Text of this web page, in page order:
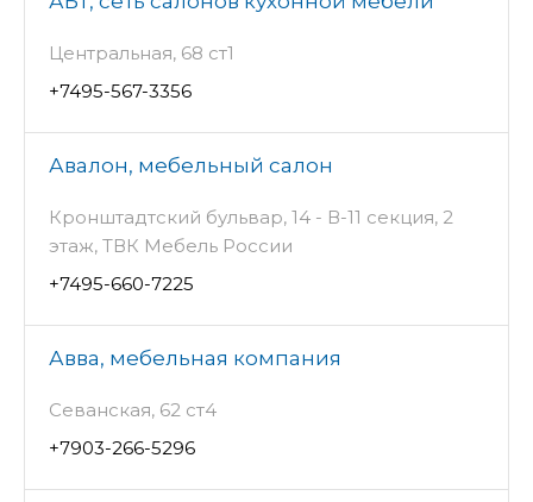
Центральная, 68 ст1
+7495-567-3356
Авалон, мебельный салон
Кронштадтский бульвар, 14 - В-11 секция, 2
этаж, ТВК Мебель России
+7495-660-7225
Авва, мебельная компания
Севанская, 62 ст4
+7903-266-5296